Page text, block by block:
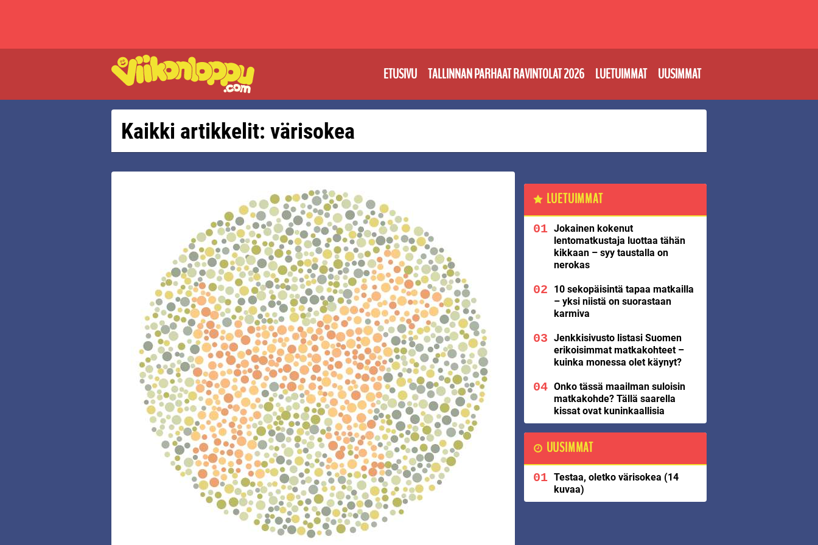
ETUSIVU TALLINNAN PARHAAT RAVINTOLAT 2026 LUETUIMMAT UUSIMMAT
Kaikki artikkelit: värisokea
LUETUIMMAT
Jokainen kokenut
lentomatkustaja luottaa tähän
kikkaan – syy taustalla on
nerokas
10 sekopäisintä tapaa matkailla
– yksi niistä on suorastaan
karmiva
Jenkkisivusto listasi Suomen
erikoisimmat matkakohteet –
kuinka monessa olet käynyt?
Onko tässä maailman suloisin
matkakohde? Tällä saarella
kissat ovat kuninkaallisia
UUSIMMAT
Testaa, oletko värisokea (14
kuvaa)